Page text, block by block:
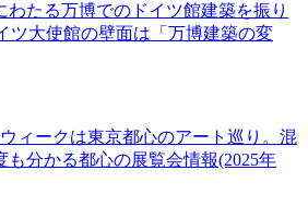
わたる万博でのドイツ館建築を振り
ツ大使館の壁面は「万博建築の変
ィークは東京都心のアート巡り。混
も分かる都心の展覧会情報(2025年